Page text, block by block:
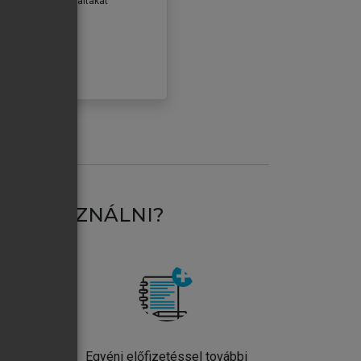
HASZNÁLNI?
Egyéni előfizetéssel további